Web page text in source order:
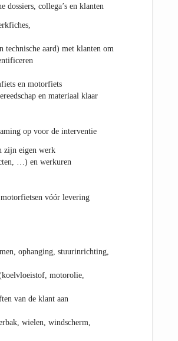
dossiers, collega’s en klanten
aard) met klanten om
en motorfiets
en materiaal klaar
op voor de interventie
zijn eigen werk
…) en werkuren
vóór levering
ophanging, stuurinrichting,
motorolie,
van de klant aan
wielen, windscherm,